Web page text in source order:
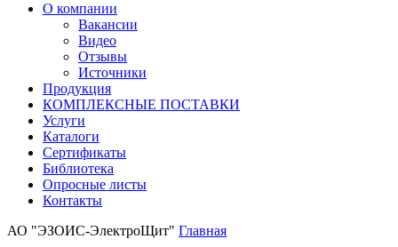
О компании
Вакансии
Видео
Отзывы
Источники
Продукция
КОМПЛЕКСНЫЕ ПОСТАВКИ
Услуги
Каталоги
Сертификаты
Библиотека
Опросные листы
Контакты
АО "ЭЗОИС-ЭлектроЩит" Главная